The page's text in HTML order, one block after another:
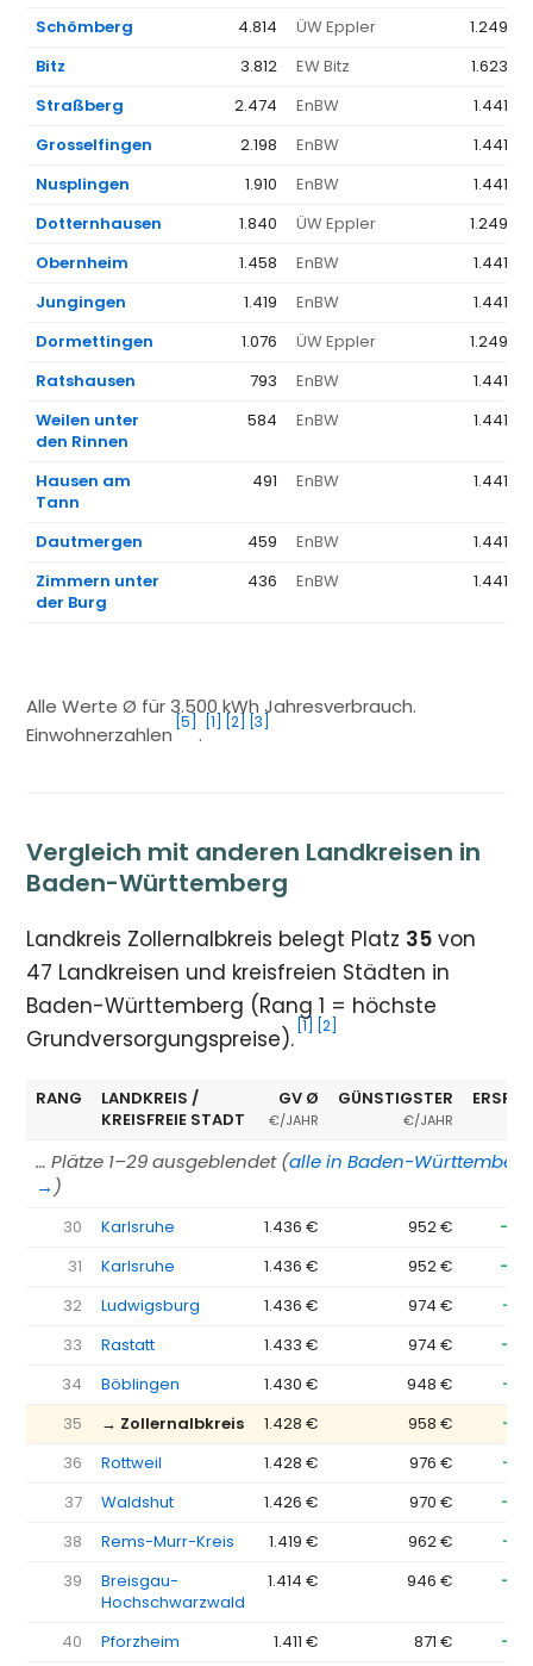
Schömberg
4.814 ÜW Eppler
1.249 €
Bitz
3.812 EW Bitz
1.623 €
Straßberg
2.474 EnBW
1.441 €
Grosselfingen
2.198 EnBW
1.441 €
Nusplingen
1.910 EnBW
1.441 €
Dotternhausen
1.840 ÜW Eppler
1.249 €
Obernheim
1.458 EnBW
1.441 €
Jungingen
1.419 EnBW
1.441 €
Dormettingen
1.076 ÜW Eppler
1.249 €
Ratshausen
793 EnBW
1.441 €
Weilen unter
den Rinnen
584 EnBW 1.441 €
Hausen am
Tann
491 EnBW 1.441 €
Dautmergen 459 EnBW
1.441 €
Zimmern unter
der Burg
436 EnBW 1.441 €
Alle Werte Ø für 3.500 kWh Jahresverbrauch.
Einwohnerzahlen
[5]
.
[1] [2] [3]
Vergleich mit anderen Landkreisen in
Baden-Württemberg
Landkreis Zollernalbkreis belegt Platz 35 von
47 Landkreisen und kreisfreien Städten in
Baden-Württemberg (Rang 1 = höchste
Grundversorgungspreise). [1] [2]
RANG
LANDKREIS /
KREISFREIE STADT
GV Ø
€/JAHR
GÜNSTIGSTER
€/JAHR
… Plätze 1–29 ausgeblendet (alle in Baden-Württemberg
→ )
30 Karlsruhe 1.436 € 952 €
31
Karlsruhe 1.436 € 952 €
32
Ludwigsburg 1.436 € 974 €
33
Rastatt 1.433 € 974 €
34
Böblingen 1.430 € 948 €
35
→ Zollernalbkreis 1.428 € 958 €
36
Rottweil 1.428 € 976 €
37
Waldshut 1.426 € 970 €
38
Rems-Murr-Kreis 1.419 € 962 €
39
Breisgau-
Hochschwarzwald
1.414 € 946 €
40 Pforzheim 1.411 € 871 €